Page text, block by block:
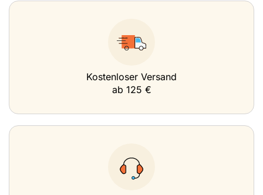
Kostenloser Versand
ab 125 €